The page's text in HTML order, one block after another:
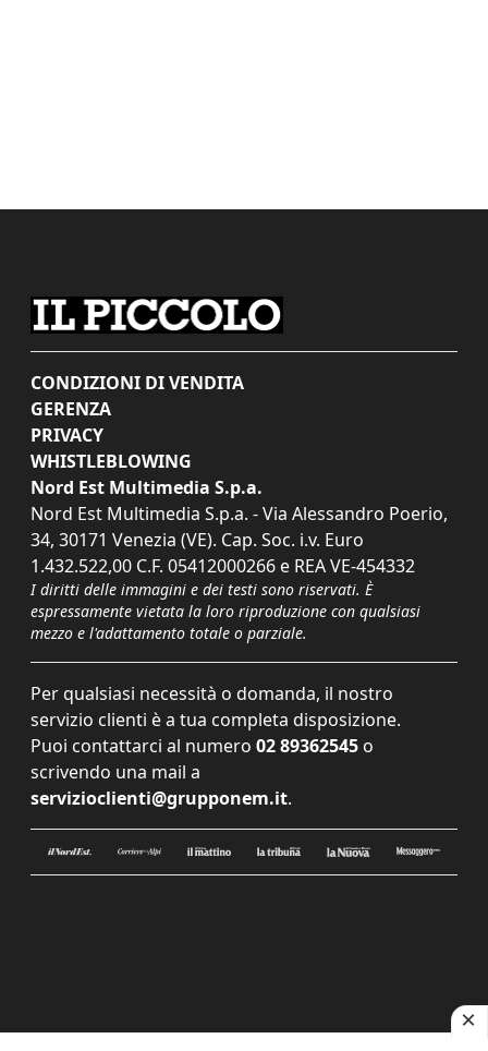
CONDIZIONI DI VENDITA
GERENZA
PRIVACY
WHISTLEBLOWING
Nord Est Multimedia S.p.a.
Nord Est Multimedia S.p.a. - Via Alessandro Poerio,
34, 30171 Venezia (VE). Cap. Soc. i.v. Euro
1.432.522,00 C.F. 05412000266 e REA VE-454332
I diritti delle immagini e dei testi sono riservati. È
espressamente vietata la loro riproduzione con qualsiasi
mezzo e l'adattamento totale o parziale.
Per qualsiasi necessità o domanda, il nostro
servizio clienti è a tua completa disposizione.
Puoi contattarci al numero 02 89362545 o
scrivendo una mail a
servizioclienti@grupponem.it.